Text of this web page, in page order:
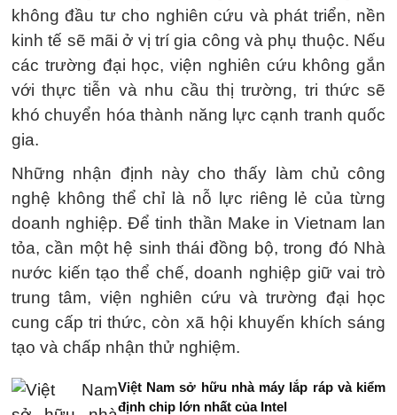
không đầu tư cho nghiên cứu và phát triển, nền
kinh tế sẽ mãi ở vị trí gia công và phụ thuộc. Nếu
các trường đại học, viện nghiên cứu không gắn
với thực tiễn và nhu cầu thị trường, tri thức sẽ
khó chuyển hóa thành năng lực cạnh tranh quốc
gia.
Những nhận định này cho thấy làm chủ công
nghệ không thể chỉ là nỗ lực riêng lẻ của từng
doanh nghiệp. Để tinh thần Make in Vietnam lan
tỏa, cần một hệ sinh thái đồng bộ, trong đó Nhà
nước kiến tạo thể chế, doanh nghiệp giữ vai trò
trung tâm, viện nghiên cứu và trường đại học
cung cấp tri thức, còn xã hội khuyến khích sáng
tạo và chấp nhận thử nghiệm.
Việt Nam sở hữu nhà máy lắp ráp và kiểm
định chip lớn nhất của Intel